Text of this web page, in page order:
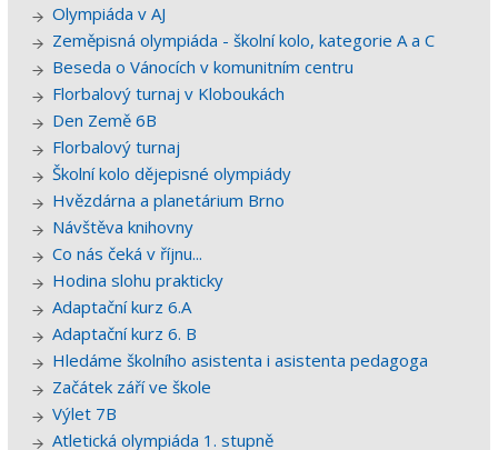
Olympiáda v AJ
Zeměpisná olympiáda - školní kolo, kategorie A a C
Beseda o Vánocích v komunitním centru
Florbalový turnaj v Kloboukách
Den Země 6B
Florbalový turnaj
Školní kolo dějepisné olympiády
Hvězdárna a planetárium Brno
Návštěva knihovny
Co nás čeká v říjnu...
Hodina slohu prakticky
Adaptační kurz 6.A
Adaptační kurz 6. B
Hledáme školního asistenta i asistenta pedagoga
Začátek září ve škole
Výlet 7B
Atletická olympiáda 1. stupně